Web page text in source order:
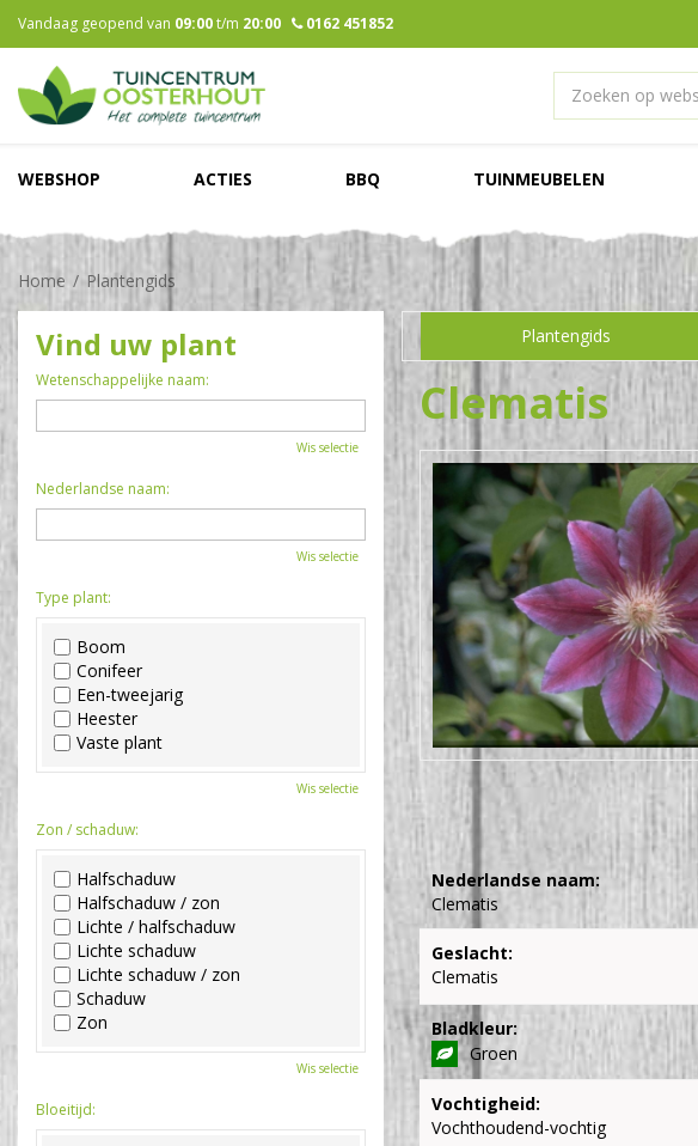
naar
Home Plantengids
Vandaag geopend van 09:00t/m 20:00 0162 451852
WEBSHOP ACTIES BBQ TUINMEUBELEN
Plantengids
Clematis
Nederlandse naam:
Clematis
Geslacht:
Clematis
Bladkleur:
Groen
Vochtigheid:
Vochthoudend-vochtig
Vind uw plant
Wetenschappelijke naam:
Wis selectie
Nederlandse naam:
Wis selectie
Type plant:
Boom
Conifeer
Een-tweejarig
Heester
Vaste plant
Wis selectie
Zon / schaduw:
Halfschaduw
Halfschaduw / zon
Lichte / halfschaduw
Lichte schaduw
Lichte schaduw / zon
Schaduw
Zon
Wis selectie
Bloeitijd: